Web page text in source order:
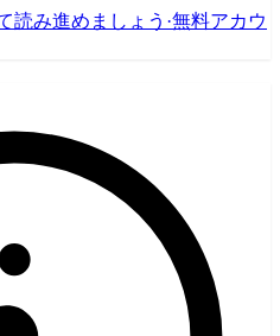
読み進めましょう ·無料アカウ